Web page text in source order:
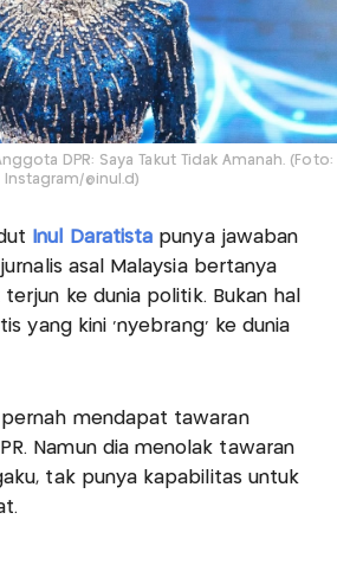
DPR: Saya Takut Tidak Amanah. (Foto:
Instagram/@inul.d)
Inul Daratista punya jawaban
asal Malaysia bertanya
ke dunia politik. Bukan hal
yang kini ‘nyebrang’ ke dunia
mendapat tawaran
Namun dia menolak tawaran
tak punya kapabilitas untuk